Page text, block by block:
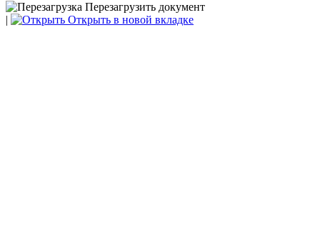
Перезагрузить документ
|
Открыть в новой вкладке